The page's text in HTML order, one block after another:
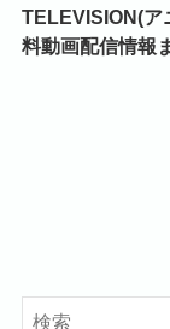
TELEVISION(ア
料動画配信情報